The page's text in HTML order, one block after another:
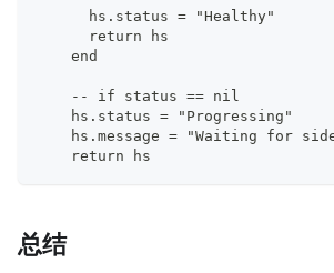
      hs.status = "Healthy"
      return hs
    end
- -
if status == nil
    hs.status = "Progressing"
hs.message = "Waiting for
    return hs
总结